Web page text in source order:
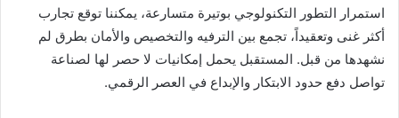
استمرار التطور التكنولوجي بوتيرة متسارعة، يمكننا توقع تجارب
أكثر غنى وتعقيداً، تجمع بين الترفيه والتخصيص والأمان بطرق لم
نشهدها من قبل. المستقبل يحمل إمكانيات لا حصر لها لصناعة
تواصل دفع حدود الابتكار والإبداع في العصر الرقمي.